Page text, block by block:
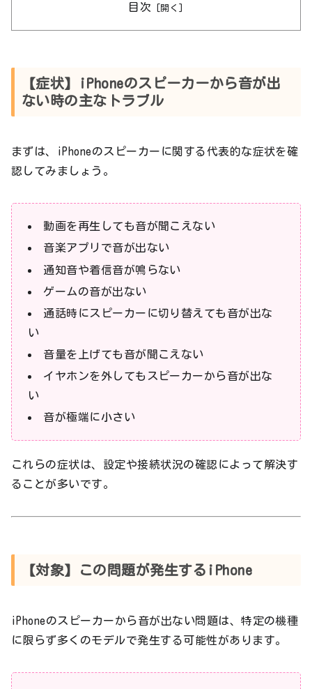
目次
【症状】iPhoneのスピーカーから音が出
ない時の主なトラブル
まずは、iPhoneのスピーカーに関する代表的な症状を確
認してみましょう。
動画を再生しても音が聞こえない
音楽アプリで音が出ない
通知音や着信音が鳴らない
ゲームの音が出ない
通話時にスピーカーに切り替えても音が出な
い
音量を上げても音が聞こえない
イヤホンを外してもスピーカーから音が出な
い
音が極端に小さい
これらの症状は、設定や接続状況の確認によって解決す
ることが多いです。
【対象】この問題が発生するiPhone
iPhoneのスピーカーから音が出ない問題は、特定の機種
に限らず多くのモデルで発生する可能性があります。